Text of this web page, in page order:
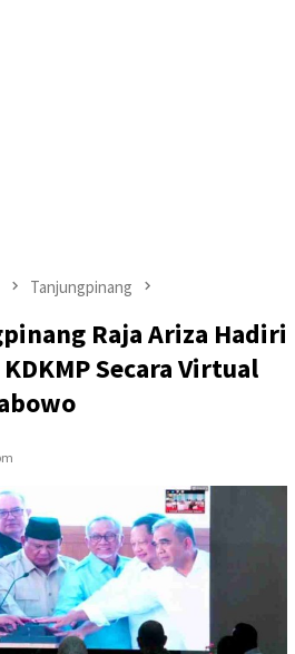
Tanjungpinang
Raja Ariza Hadiri
Secara Virtual